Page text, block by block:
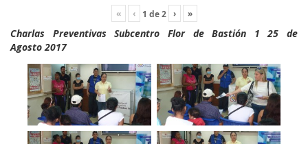
« ‹ 1 de2 › »
Charlas Preventivas Subcentro Flor de Bastión 1 25 de
Agosto 2017